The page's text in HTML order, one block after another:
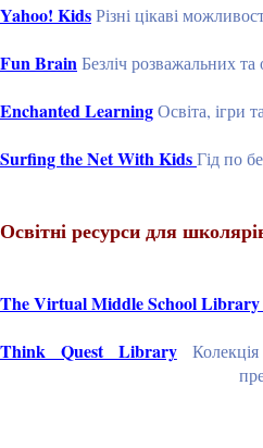
Yahoo! KidsРізні цікаві
Fun BrainБезліч розважальних та
Enchanted LearningОсвіта, ігри
Surfing the Net With KidsГід по
Освітні ресурси для
The Virtual Middle School Library
Think Quest Library